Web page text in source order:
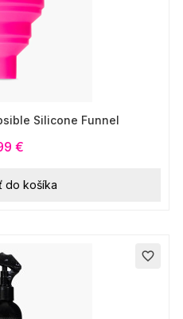
Silicone Funnel
€
do košíka
favorite_border